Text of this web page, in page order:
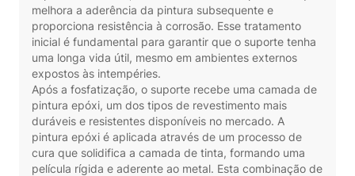
melhora a aderência da pintura subsequente e
proporciona resistência à corrosão. Esse tratamento
inicial é fundamental para garantir que o suporte tenha
uma longa vida útil, mesmo em ambientes externos
expostos às intempéries.
Após a fosfatização, o suporte recebe uma camada de
pintura epóxi, um dos tipos de revestimento mais
duráveis e resistentes disponíveis no mercado. A
pintura epóxi é aplicada através de um processo de
cura que solidifica a camada de tinta, formando uma
película rígida e aderente ao metal. Esta combinação de